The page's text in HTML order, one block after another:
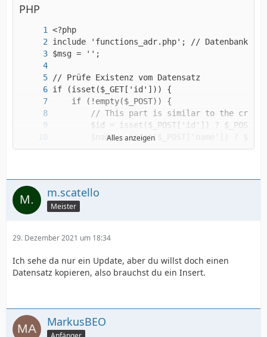
PHP
Alles anzeigen
m.scatello
Meister
29. Dezember 2021 um 18:34
Ich sehe da nur ein Update, aber du willst doch einen
Datensatz kopieren, also brauchst du ein Insert.
MarkusBEO